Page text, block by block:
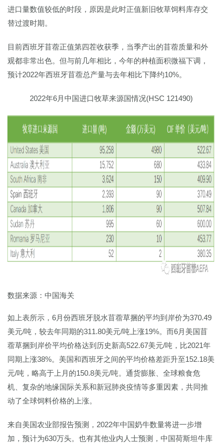
进口量数值较低的时段，原因是此时正值新旧牧草饲料库存交
替过渡时期。
目前西班牙苜蓿正值第四茬收获季，当季产出的苜蓿质量和外
观都非常出色。但与前几年相比，今年的种植面积微福下调，
预计2022年西班牙苜蓿总产量与去年相比下降约10%。
2022年6月中国进口牧草来源国情况(HSC 121490)
数据来源：中国海关
如上表所示，6月份西班牙脱水苜蓿草捆的平均到岸价为370.49
美元/吨，较去年同期的311.80美元/吨上涨19%。而6月美国苜
蓿草捆到岸价平均价格达到历史新高522.67美元/吨，比2021年
同期上涨38%。美国和西班牙之间的平均价格差距升至152.18美
元/吨，略高于上月的150.8美元/吨。通货膨胀、全球粮食危
机、复杂的地缘国际关系和新冠肺炎疫情等多重因素，共同推
动了全球饲料价格的上涨。
来自美国农业部报告预测，2022年中国奶牛数量将进一步增
加，预计为630万头。也有其他业内人士预测，中国荷斯坦牛库